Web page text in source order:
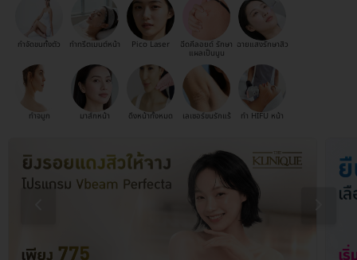
กำจัดขนทั้งตัว ทำทรีตเมนต์หน้า Pico Laser ฉีดคีลอยด์ รักษา
แผลเป็นนูน
ฉายแสงรักษาสิว
ทำจมูก มาส์กหน้า ดึงหน้าทั้งหมด เลเซอร์ขนรักแร้ ทำ HIFU หน้า